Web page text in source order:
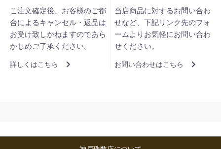
ご注文確定後、お客様のご都
合によるキャンセル・返品は
お受け致しかねますのであら
かじめご了承ください。
詳しくはこちら
当店商品に対するお問い合わ
せなど、下記リンク先のフォ
ームよりお気軽にお問い合わ
せください。
お問い合わせはこちら